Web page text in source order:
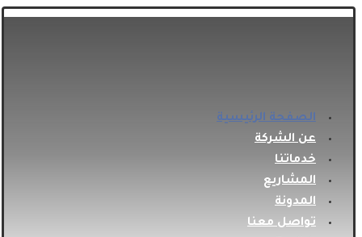
الصفحة الرئيسية
عن الشركة
خدماتنا
المشاريع
المدونة
تواصل معنا